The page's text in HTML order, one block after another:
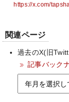
https://x.com/
関連ページ
過去のX(旧
記事バック